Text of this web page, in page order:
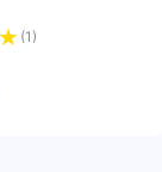
(1)